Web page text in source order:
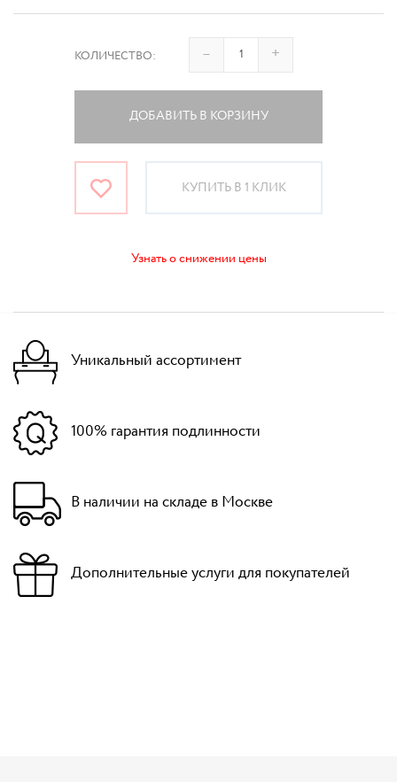
КОЛИЧЕСТВО: – +
ДОБАВИТЬ В КОРЗИНУ
КУПИТЬ В 1 КЛИК
Узнать о снижении цены
Уникальный ассортимент
100% гарантия подлинности
В наличии на складе в Москве
Дополнительные услуги для покупателей